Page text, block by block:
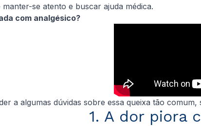
se atento e buscar ajuda médica.
com analgésico?
a algumas dúvidas sobre essa queixa tão
1. A dor piora